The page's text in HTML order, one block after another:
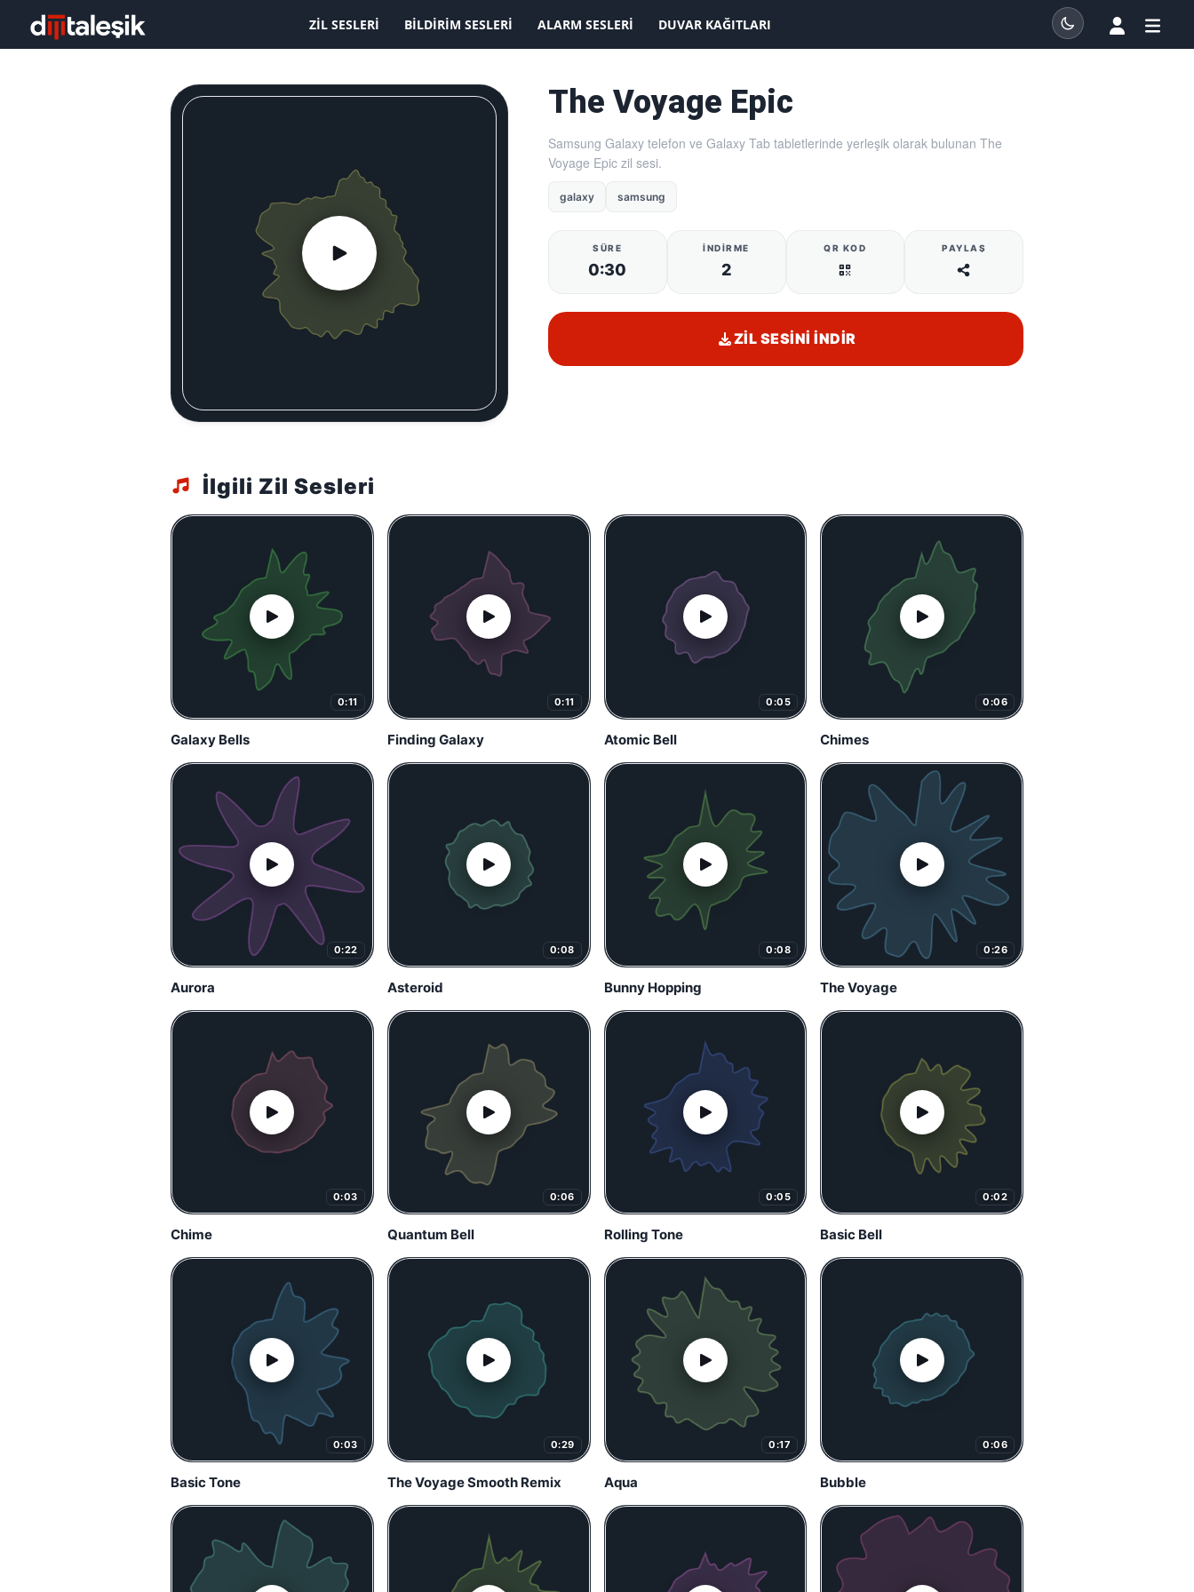
KAYDOLMAK İSTİYORUM
ZIL SESLERI BILDIRIM SESLERI ALARM SESLERI DUVAR KAĞITLARI
The Voyage Epic
Samsung Galaxy telefon ve Galaxy Tab tabletlerinde yerleşik olarak bulunan The
Voyage Epic zil sesi.
galaxy samsung
SÜRE
0:30
İNDIRME
2
QR KOD PAYLAŞ
ZIL SESINI İNDIR
İlgili Zil Sesleri
0:11
Galaxy Bells
0:11
Finding Galaxy
0:05
Atomic Bell
0:06
Chimes
0:22
Aurora
0:08
Asteroid
0:08
Bunny Hopping
0:26
The Voyage
0:03
Chime
0:06
Quantum Bell
0:05
Rolling Tone
0:02
Basic Bell
0:03
Basic Tone
0:29
The Voyage Smooth Remix
0:17
Aqua
0:06
Bubble